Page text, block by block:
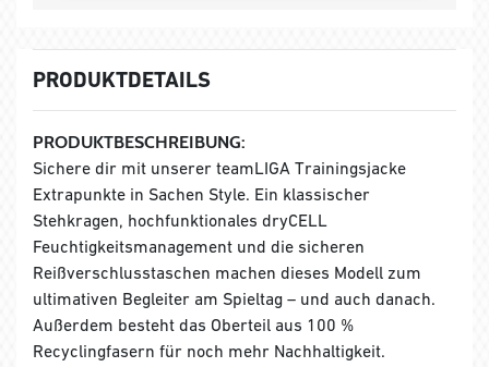
PRODUKTDETAILS
PRODUKTBESCHREIBUNG:
Sichere dir mit unserer teamLIGA Trainingsjacke
Extrapunkte in Sachen Style. Ein klassischer
Stehkragen, hochfunktionales dryCELL
Feuchtigkeitsmanagement und die sicheren
Reißverschlusstaschen machen dieses Modell zum
ultimativen Begleiter am Spieltag – und auch danach.
Außerdem besteht das Oberteil aus 100 %
Recyclingfasern für noch mehr Nachhaltigkeit.